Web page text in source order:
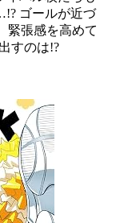
ゴールが近づ
緊張感を高めて
すのは!?